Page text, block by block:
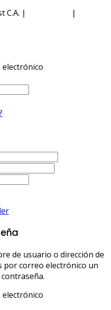
C.A. |
|
de usuario o dirección de
por correo electrónico un